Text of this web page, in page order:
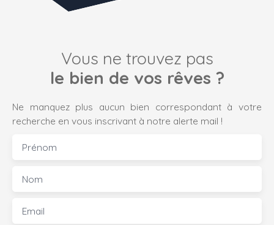
Vous ne trouvez pas
le bien de vos rêves ?
Ne manquez plus aucun bien correspondant à votre
recherche en vous inscrivant à notre alerte mail !
Prénom
Nom
Email